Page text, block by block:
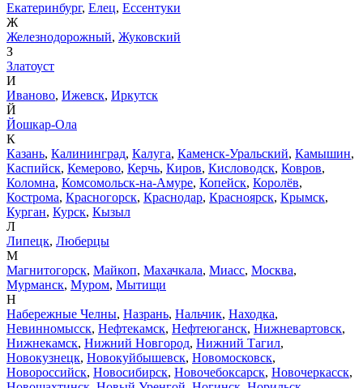
Екатеринбург, Елец, Ессентуки
Ж
Железнодорожный, Жуковский
З
Златоуст
И
Иваново, Ижевск, Иркутск
Й
Йошкар-Ола
К
Казань, Калининград, Калуга, Каменск-Уральский, Камышин,
Каспийск, Кемерово, Керчь, Киров, Кисловодск, Ковров,
Коломна, Комсомольск-на-Амуре, Копейск, Королёв,
Кострома, Красногорск, Краснодар, Красноярск, Крымск,
Курган, Курск, Кызыл
Л
Липецк, Люберцы
М
Магнитогорск, Майкоп, Махачкала, Миасс, Москва,
Мурманск, Муром, Мытищи
Н
Набережные Челны, Назрань, Нальчик, Находка,
Невинномысск, Нефтекамск, Нефтеюганск, Нижневартовск,
Нижнекамск, Нижний Новгород, Нижний Тагил,
Новокузнецк, Новокуйбышевск, Новомосковск,
Новороссийск, Новосибирск, Новочебоксарск, Новочеркасск,